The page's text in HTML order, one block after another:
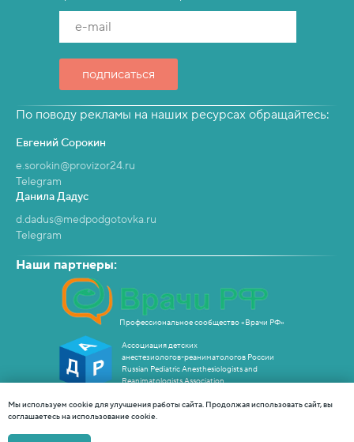
e-mail
подписаться
По поводу рекламы на наших ресурсах обращайтесь:
Евгений Сорокин
e.sorokin@provizor24.ru
Telegram
Данила Дадус
d.dadus@medpodgotovka.ru
Telegram
Наши партнеры:
Профессиональное сообщество «Врачи РФ»
Ассоциация детских
анестезиологов-реаниматологов России
Russian Pediatric Anesthesiologists and
Reanimatologists Association
Отправляя заявки с этого сайта вы вы принимаете
условияПоложения и даёте Согласие
Информация, указанная на сайте, не является
Мы используем cookie для улучшения работы сайта. Продолжая использовать сайт, вы
соглашаетесь на использование cookie.